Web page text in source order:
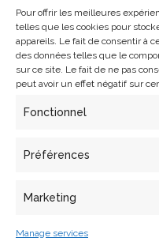
Pour offrir les meilleures
telles que les cookies pour
appareils. Le fait de consentir à
des données telles que le
sur ce site. Le fait de ne pas
peut avoir un effet négatif sur
Fonctionnel
Préférences
Marketing
Manage services
Fields of investigation
Geovisualisation
Information visualisation